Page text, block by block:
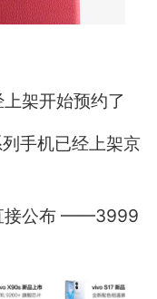
架开始预约了
手机已经上架京
接公布 ——3999